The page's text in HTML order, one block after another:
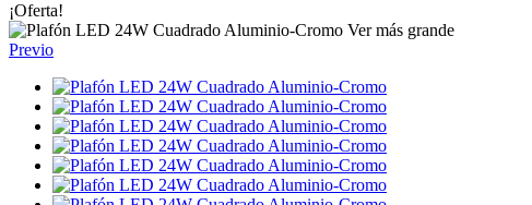
¡Oferta!
Ver más grande
Previo